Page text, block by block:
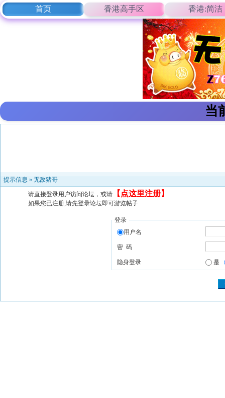
首页 香港高手区 香港:简洁
当
提示信息 » 无敌猪哥
请直接登录用户访问论坛，或请 【 点这里注册】
如果您已注册,请先登录论坛即可游览帖子
登录
用户名
密 码
隐身登录 是